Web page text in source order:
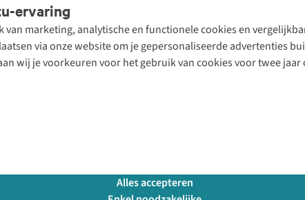
ervaring
marketing, analytische en functionele cookies en
via onze website om je gepersonaliseerde advertenties
wij je voorkeuren voor het gebruik van cookies voor twee
Alles accepteren
Disclaimer Privacy Policy